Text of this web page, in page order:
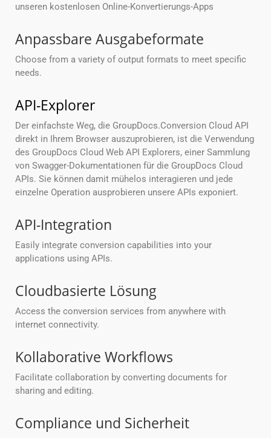
unseren kostenlosen Online-Konvertierungs-Apps
Anpassbare Ausgabeformate
Choose from a variety of output formats to meet specific
needs.
API-Explorer
Der einfachste Weg, die GroupDocs.Conversion Cloud API
direkt in Ihrem Browser auszuprobieren, ist die Verwendung
des GroupDocs Cloud Web API Explorers, einer Sammlung
von Swagger-Dokumentationen für die GroupDocs Cloud
APIs. Sie können damit mühelos interagieren und jede
einzelne Operation ausprobieren unsere APIs exponiert.
API-Integration
Easily integrate conversion capabilities into your
applications using APIs.
Cloudbasierte Lösung
Access the conversion services from anywhere with
internet connectivity.
Kollaborative Workflows
Facilitate collaboration by converting documents for
sharing and editing.
Compliance und Sicherheit